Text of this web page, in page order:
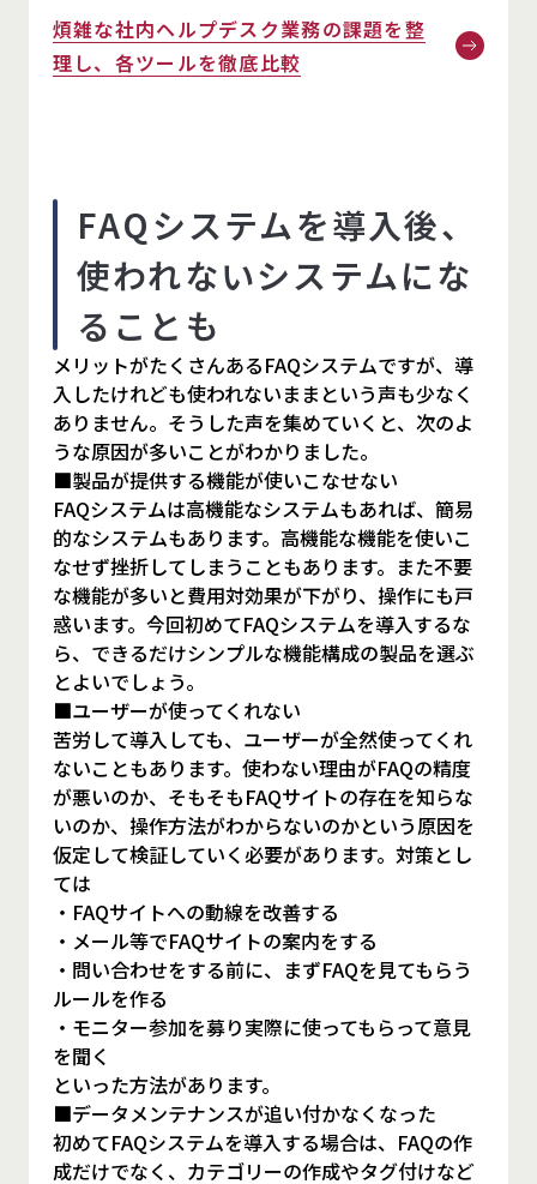
煩雑な社内ヘルプデスク業務の課題を整
理し、各ツールを徹底比較
FAQシステムを導入後、
使われないシステムにな
ることも
メリットがたくさんあるFAQシステムですが、導
入したけれども使われないままという声も少なく
ありません。そうした声を集めていくと、次のよ
うな原因が多いことがわかりました。
■製品が提供する機能が使いこなせない
FAQシステムは高機能なシステムもあれば、簡易
的なシステムもあります。高機能な機能を使いこ
なせず挫折してしまうこともあります。また不要
な機能が多いと費用対効果が下がり、操作にも戸
惑います。今回初めてFAQシステムを導入するな
ら、できるだけシンプルな機能構成の製品を選ぶ
とよいでしょう。
■ユーザーが使ってくれない
苦労して導入しても、ユーザーが全然使ってくれ
ないこともあります。使わない理由がFAQの精度
が悪いのか、そもそもFAQサイトの存在を知らな
いのか、操作方法がわからないのかという原因を
仮定して検証していく必要があります。対策とし
ては
・FAQサイトへの動線を改善する
・メール等でFAQサイトの案内をする
・問い合わせをする前に、まずFAQを見てもらう
ルールを作る
・モニター参加を募り実際に使ってもらって意見
を聞く
といった方法があります。
■データメンテナンスが追い付かなくなった
初めてFAQシステムを導入する場合は、FAQの作
成だけでなく、カテゴリーの作成やタグ付けなど